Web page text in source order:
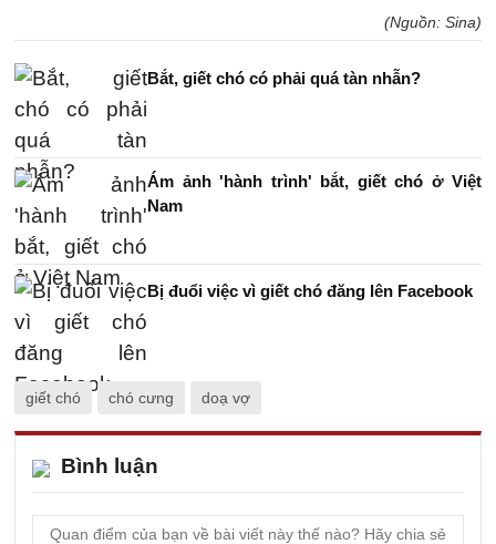
(Nguồn: Sina)
Bắt, giết chó có phải quá tàn nhẫn?
Ám ảnh 'hành trình' bắt, giết chó ở Việt
Nam
Bị đuổi việc vì giết chó đăng lên Facebook
giết chó chó cưng doạ vợ
Bình luận